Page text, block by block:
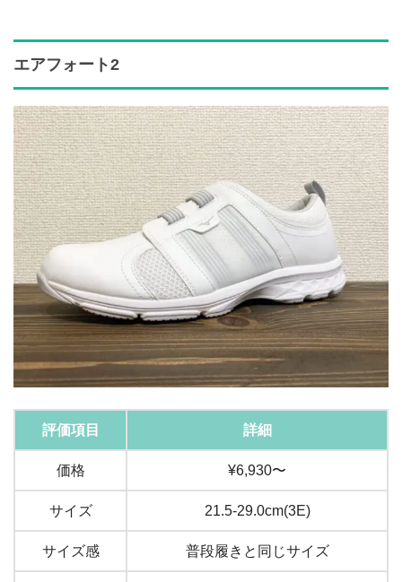
エアフォート2
評価項目 詳細
価格 ¥6,930〜
サイズ 21.5-29.0cm(3E)
サイズ感 普段履きと同じサイズ